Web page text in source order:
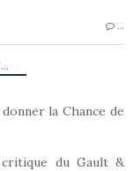
la Chance de
du Gault &